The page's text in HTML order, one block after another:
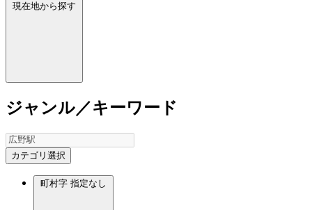
現在地から探す
ジャンル／キーワード
カテゴリ選択
町村字 指定なし